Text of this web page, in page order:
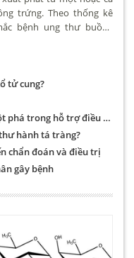
trứng. Theo thống kê
bệnh ung thư buồng
50.
tử cung?
điều trị bệnh dạ dày và ung thư
hành tá tràng?
chẩn đoán và điều trị
gây bệnh